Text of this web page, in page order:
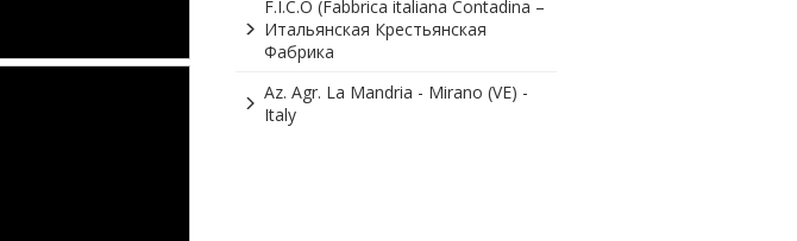
F.I.C.O (Fabbrica italiana Contadina –
Итальянская Крестьянская
Фабрика
Az. Agr. La Mandria - Mirano (VE) -
Italy